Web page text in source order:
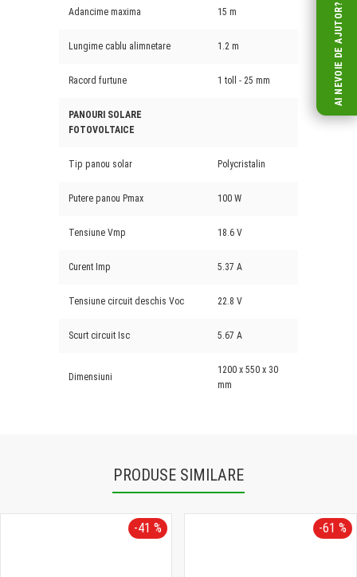
Adancime maxima 15 m
Lungime cablu alimnetare 1.2 m
Racord furtune 1 toll - 25 mm
PANOURI SOLARE
FOTOVOLTAICE
Tip panou solar Polycristalin
Putere panou Pmax 100 W
Tensiune Vmp 18.6 V
Curent Imp 5.37 A
Tensiune circuit deschis Voc 22.8 V
Scurt circuit Isc 5.67 A
Dimensiuni
1200 x 550 x 30
mm
PRODUSE SIMILARE
-41 % -61 %
AI NEVOIE DE AJUTOR?